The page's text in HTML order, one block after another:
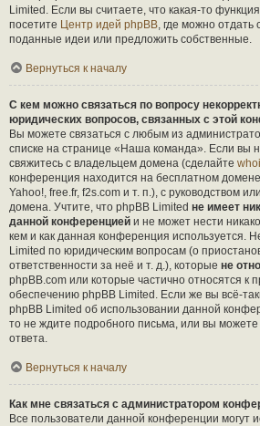
Limited. Если вы считаете, что какая-то
посетите Центр идей phpBB, где можно отдать
поданные идеи или предложить собственные.
Вернуться к началу
С кем можно связаться по вопросу
юридических вопросов, связанных с этой
Вы можете связаться с любым из
списке на странице «Наша команда». Если вы
свяжитесь с владельцем домена (сделайте
конференция находится на бесплатном
Yahoo!, free.fr, f2s.com и т. п.), с руководством
домена. Учтите, что phpBB Limited не имеет
данной конференцией и не может нести
кем и как данная конференция используется.
Limited по юридическим вопросам (о
ответственности за неё и т. д.), которые не
phpBB.com или которые частично относятся к
обеспечению phpBB Limited. Если же вы всё-
phpBB Limited об использовании данной
то не ждите подробного письма, или вы
ответа.
Вернуться к началу
Как мне связаться с администратором
Все пользователи данной конференции могут